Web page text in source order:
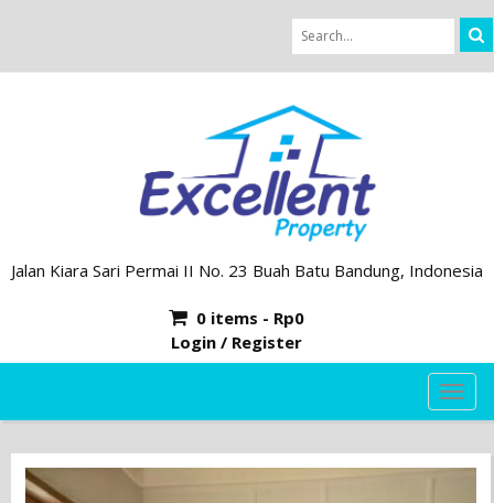
Jalan Kiara Sari Permai II No. 23 Buah Batu Bandung, Indonesia
0 items - Rp0
Login / Register